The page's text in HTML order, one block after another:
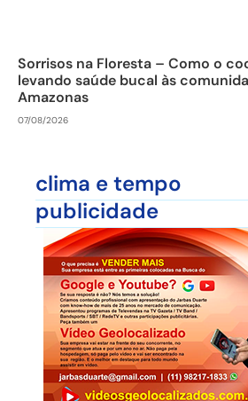
Sorrisos na Floresta – Como o
levando saúde bucal às
Amazonas
07/08/2026
clima e tempo
publicidade